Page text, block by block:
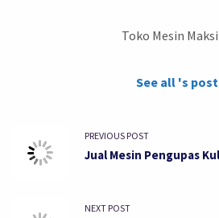
Toko Mesin
See all 's
PREVIOUS POST
Jual Mesin Pengupas
NEXT POST